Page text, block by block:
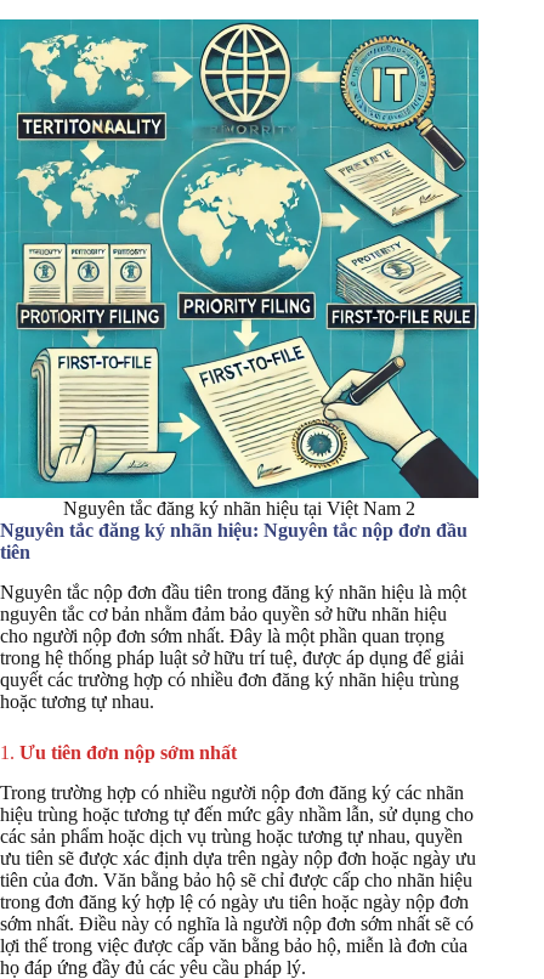
Nguyên tắc đăng ký nhãn hiệu tại Việt Nam 2
Nguyên tắc đăng ký nhãn hiệu: Nguyên tắc nộp đơn đầu
tiên
Nguyên tắc nộp đơn đầu tiên trong đăng ký nhãn hiệu là một
nguyên tắc cơ bản nhằm đảm bảo quyền sở hữu nhãn hiệu
cho người nộp đơn sớm nhất. Đây là một phần quan trọng
trong hệ thống pháp luật sở hữu trí tuệ, được áp dụng để giải
quyết các trường hợp có nhiều đơn đăng ký nhãn hiệu trùng
hoặc tương tự nhau.
1. Ưu tiên đơn nộp sớm nhất
Trong trường hợp có nhiều người nộp đơn đăng ký các nhãn
hiệu trùng hoặc tương tự đến mức gây nhầm lẫn, sử dụng cho
các sản phẩm hoặc dịch vụ trùng hoặc tương tự nhau, quyền
ưu tiên sẽ được xác định dựa trên ngày nộp đơn hoặc ngày ưu
tiên của đơn. Văn bằng bảo hộ sẽ chỉ được cấp cho nhãn hiệu
trong đơn đăng ký hợp lệ có ngày ưu tiên hoặc ngày nộp đơn
sớm nhất. Điều này có nghĩa là người nộp đơn sớm nhất sẽ có
lợi thế trong việc được cấp văn bằng bảo hộ, miễn là đơn của
họ đáp ứng đầy đủ các yêu cầu pháp lý.